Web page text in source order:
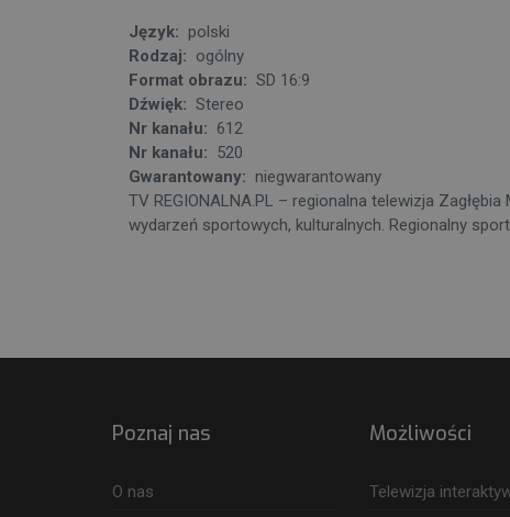
Język: polski
Rodzaj: ogólny
Format obrazu: SD 16:9
Dźwięk: Stereo
Nr kanału: 612
Nr kanału: 520
Gwarantowany: niegwarantowany
TV REGIONALNA.PL – regionalna telewizja
wydarzeń sportowych, kulturalnych. Regionalny
Poznaj nas
O nas
Możliwości
Telewizja